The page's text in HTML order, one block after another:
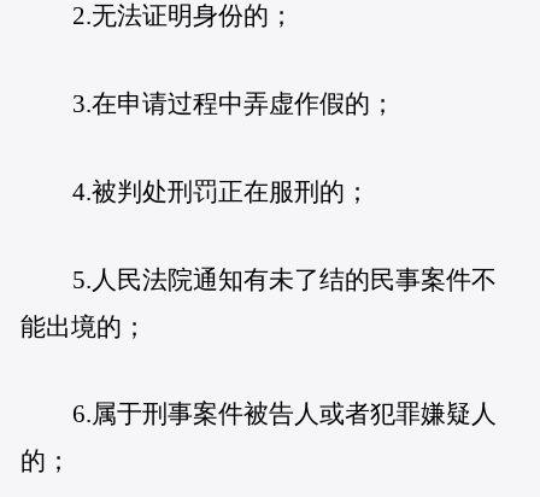
2.无法证明身份的；
3.在申请过程中弄虚作假的；
4.被判处刑罚正在服刑的；
5.人民法院通知有未了结的民事案件不
能出境的；
6.属于刑事案件被告人或者犯罪嫌疑人
的；